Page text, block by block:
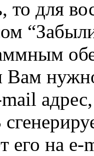
то для
Вам
адрес,
его на e-